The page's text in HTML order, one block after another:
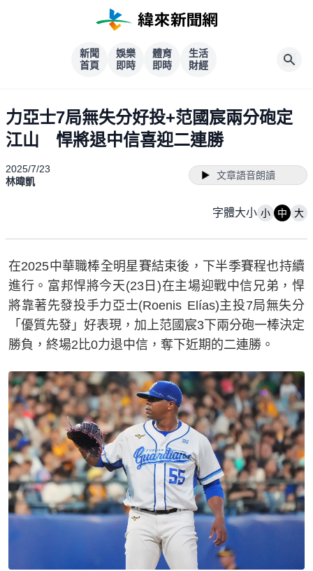
新聞
首頁
娛樂
即時
體育
即時
生活
財經
力亞士7局無失分好投+范國宸兩分砲定
江山 悍將退中信喜迎二連勝
2025/7/23
林暐凱
文章語音朗讀
字體大小 小 中 大
在2025中華職棒全明星賽結束後，下半季賽程也持續
進行。富邦悍將今天(23日)在主場迎戰中信兄弟，悍
將靠著先發投手力亞士(Roenis Elías)主投7局無失分
「優質先發」好表現，加上范國宸3下兩分砲一棒決定
勝負，終場2比0力退中信，奪下近期的二連勝。